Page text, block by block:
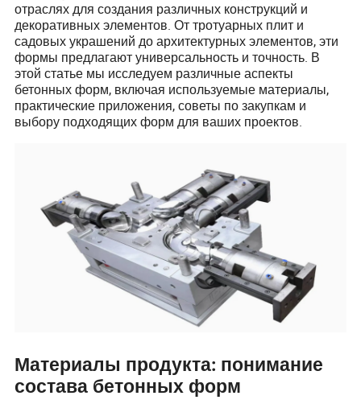
отраслях для создания различных конструкций и
декоративных элементов. От тротуарных плит и
садовых украшений до архитектурных элементов, эти
формы предлагают универсальность и точность. В
этой статье мы исследуем различные аспекты
бетонных форм, включая используемые материалы,
практические приложения, советы по закупкам и
выбору подходящих форм для ваших проектов.
Материалы продукта: понимание
состава бетонных форм